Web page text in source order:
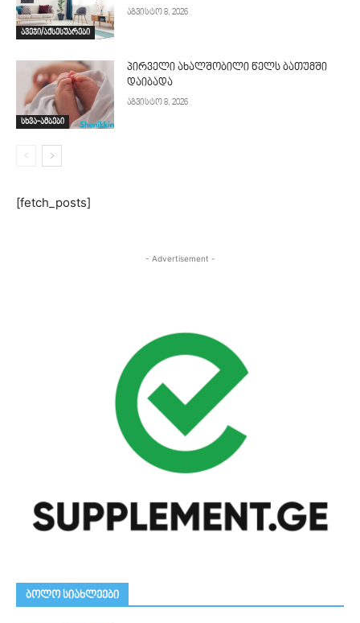
ავეჯი/აქსესუარები
აგვისტო 8, 2026
სხვა-ამბები
პირველი ახალშობილი წელს ბათუმში
დაიბადა
აგვისტო 8, 2026
[fetch_posts]
- Advertisement -
ᲑᲝᲚᲝ ᲡᲘᲐᲮᲚᲔᲔᲑᲘ